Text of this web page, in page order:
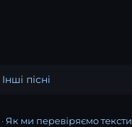
Інші пісні
· Як ми перевіряємо тексти